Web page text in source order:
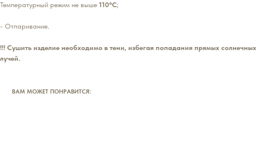
Температурный режим не выше 110°С;
- Отпаривание.
!!! Сушить изделие необходимо в тени, избегая попадания прямых солнечных
лучей.
ВАМ МОЖЕТ ПОНРАВИТСЯ: